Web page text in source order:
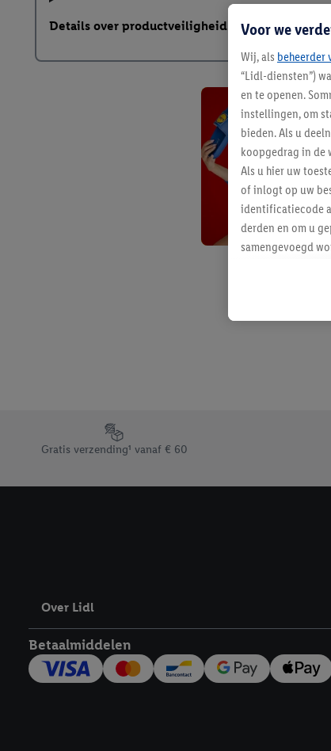
Details over productveiligheid
Footerelement met de verschillende USPs van Lidl.be
Gratis verzending¹ vanaf € 60
Over Lidl
Betaalmiddelen
Voor we
Wij, als beheerder
“Lidl-diensten”)
en te openen.
instellingen, om
bieden. Als u
koopgedrag in de
Als u hier uw
of inlogt op uw
identificatiecode
derden en om u
samengevoegd
Als u hiermee
u interesse hebt
niet te kopen),
waaronder de